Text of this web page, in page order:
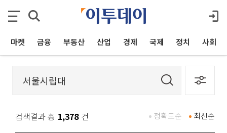
마켓 금융 부동산 산업 경제 국제 정치 사회
검색결과 총 1,378 건 최신순
정확도순